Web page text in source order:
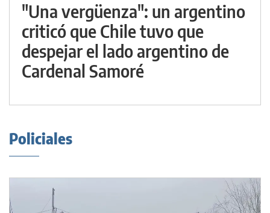
"Una vergüenza": un argentino
criticó que Chile tuvo que
despejar el lado argentino de
Cardenal Samoré
Policiales